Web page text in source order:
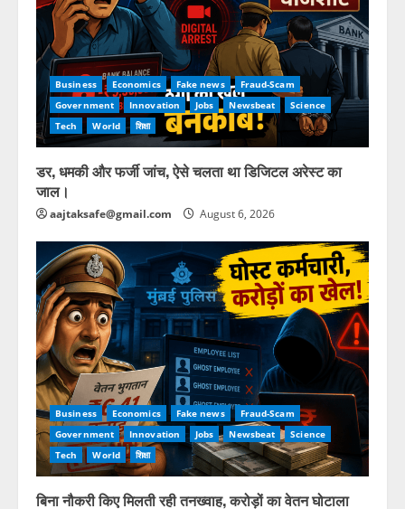
Business Economics Fake news
Fraud-Scam
Government
Innovation Jobs Newsbeat
Science
Tech
World शिक्षा
डर, धमकी और फर्जी जांच, ऐसे चलता था डिजिटल अरेस्ट का
जाल।
aajtaksafe@gmail.com August 6, 2026
Business Economics Fake news
Fraud-Scam
Government
Innovation Jobs Newsbeat
Science
Tech
World शिक्षा
बिना नौकरी किए मिलती रही तनख्वाह, करोड़ों का वेतन घोटाला